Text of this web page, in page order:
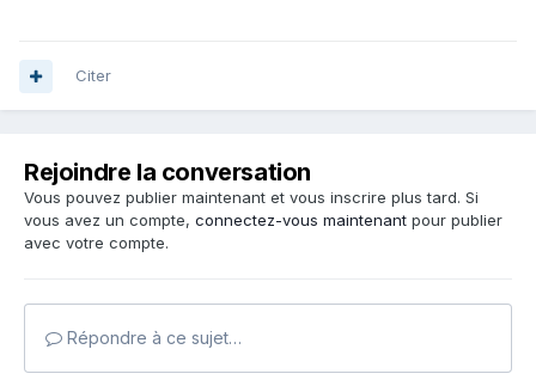
Citer
Rejoindre la conversation
Vous pouvez publier maintenant et vous inscrire plus tard. Si
vous avez un compte, connectez-vous maintenant pour publier
avec votre compte.
Répondre à ce sujet…